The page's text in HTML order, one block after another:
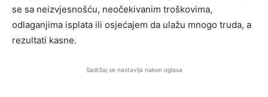
se sa neizvjesnošću, neočekivanim troškovima,
odlaganjima isplata ili osjećajem da ulažu mnogo truda, a
rezultati kasne.
Sadržaj se nastavlja nakon oglasa